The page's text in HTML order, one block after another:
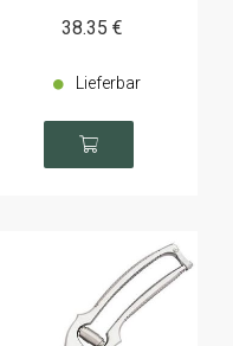
38.35 €
Lieferbar